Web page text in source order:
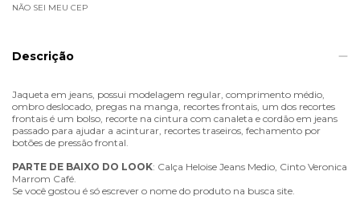
NÃO SEI MEU CEP
Descrição
Jaqueta em jeans, possui modelagem regular, comprimento médio,
ombro deslocado, pregas na manga, recortes frontais, um dos recortes
frontais é um bolso, recorte na cintura com canaleta e cordão em jeans
passado para ajudar a acinturar, recortes traseiros, fechamento por
botões de pressão frontal.
PARTE DE BAIXO DO LOOK: Calça Heloise Jeans Medio, Cinto Veronica
Marrom Café.
Se você gostou é só escrever o nome do produto na busca site.